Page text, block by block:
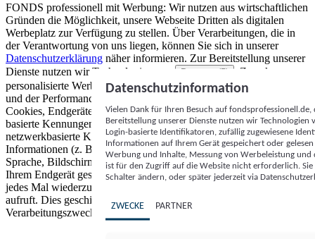
FONDS professionell mit Werbung: Wir nutzen aus wirtschaftlichen
Gründen die Möglichkeit, unsere Webseite Dritten als digitalen
Werbeplatz zur Verfügung zu stellen. Über Verarbeitungen, die in
der Verantwortung von uns liegen, können Sie sich in unserer
Datenschutzerklärung näher informieren. Zur Bereitstellung unserer
Dienste nutzen wir Technologien von
Partnern (5)
. Zwecke:
personalisierte Werbung und Inhalte, Messung von Werbeleistung
und der Performance von Inhalten sowie Zielgruppenforschung.
Cookies, Endgeräte- oder ähnliche Online-Kennungen (z. B. login-
basierte Kennungen, zufällig generierte Kennungen,
netzwerkbasierte Kennungen) können zusammen mit anderen
Informationen (z. B. Browsertyp und Browserinformationen,
Sprache, Bildschirmgröße, unterstützte Technologien usw.) auf
Ihrem Endgerät gespeichert oder von dort ausgelesen werden, um es
jedes Mal wiederzuerkennen, wenn es eine App oder einer Webseite
aufruft. Dies geschieht für einen oder mehrere der hier aufgeführten
Verarbeitungszwecke.
Datenschutzinformation
Vielen Dank für Ihren Besuch auf
Bereitstellung unserer Dienste nutzen wir Technologien
Login-basierte Identifikatoren, zufällig zugewiesene
Informationen auf Ihrem Gerät gespeichert oder
Werbung und Inhalte, Messung von Werbeleistung
ist für den Zugriff auf die Website nicht erforderlich.
Schalter ändern, oder später jederzeit via
ZWECKE PARTNER